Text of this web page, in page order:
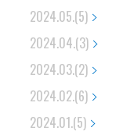
2024.05.(5)
2024.04.(3)
2024.03.(2)
2024.02.(6)
2024.01.(5)